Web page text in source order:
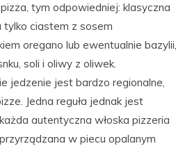
tym odpowiedniej: klasyczna
tylko ciastem z sosem
oregano lub ewentualnie bazylii,
soli i oliwy z oliwek.
jedzenie jest bardzo regionalne,
Jedna reguła jednak jest
autentyczna włoska pizzeria
w piecu opalanym